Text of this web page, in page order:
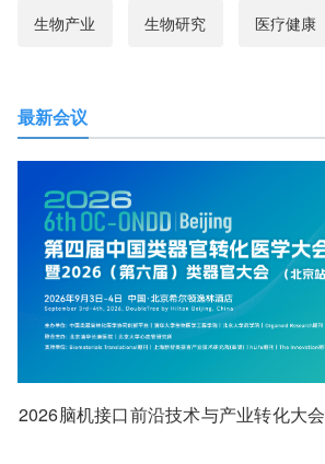
生物产业 生物研究 医疗健康
最新会议
2026脑机接口前沿技术与产业转化大会